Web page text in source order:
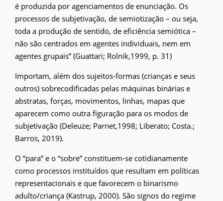
é produzida por agenciamentos de enunciação. Os
processos de subjetivação, de semiotização – ou seja,
toda a produção de sentido, de eficiência semiótica –
não são centrados em agentes individuais, nem em
agentes grupais” (Guattari; Rolnik,1999, p. 31)
Importam, além dos sujeitos-formas (crianças e seus
outros) sobrecodificadas pelas máquinas binárias e
abstratas, forças, movimentos, linhas, mapas que
aparecem como outra figuração para os modos de
subjetivação (Deleuze; Parnet,1998; Liberato; Costa.;
Barros, 2019).
O “para” e o “sobre” constituem-se cotidianamente
como processos instituídos que resultam em políticas
representacionais e que favorecem o binarismo
adulto/criança (Kastrup, 2000). São signos do regime